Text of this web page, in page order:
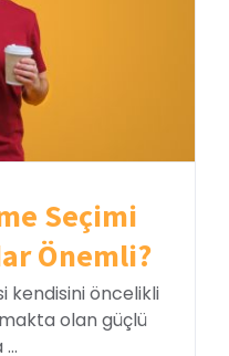
Seçimi
Önemli?
kendisini öncelikli
olan güçlü